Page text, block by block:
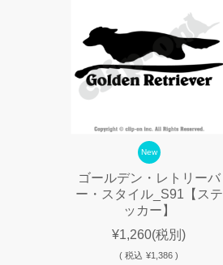
New
ゴールデン・レトリーバ
ー・スタイル_S91【ステ
ッカー】
¥1,260(税別)
( 税込 ¥1,386 )